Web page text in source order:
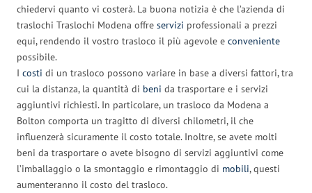
chiedervi quanto vi costerà. La buona notizia è che l’azienda di
traslochi Traslochi Modena offre servizi professionali a prezzi
equi, rendendo il vostro trasloco il più agevole e conveniente
possibile.
I costi di un trasloco possono variare in base a diversi fattori, tra
cui la distanza, la quantità di beni da trasportare e i servizi
aggiuntivi richiesti. In particolare, un trasloco da Modena a
Bolton comporta un tragitto di diversi chilometri, il che
influenzerà sicuramente il costo totale. Inoltre, se avete molti
beni da trasportare o avete bisogno di servizi aggiuntivi come
l’imballaggio o la smontaggio e rimontaggio di mobili, questi
aumenteranno il costo del trasloco.